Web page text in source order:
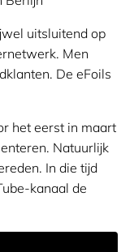
uitsluitend op
Men
De eFoils
het eerst in maart
Natuurlijk
In die tijd
kanaal de